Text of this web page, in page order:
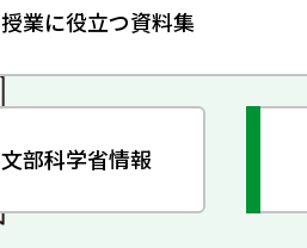
授業に役立つ資料集
文部科学省情報